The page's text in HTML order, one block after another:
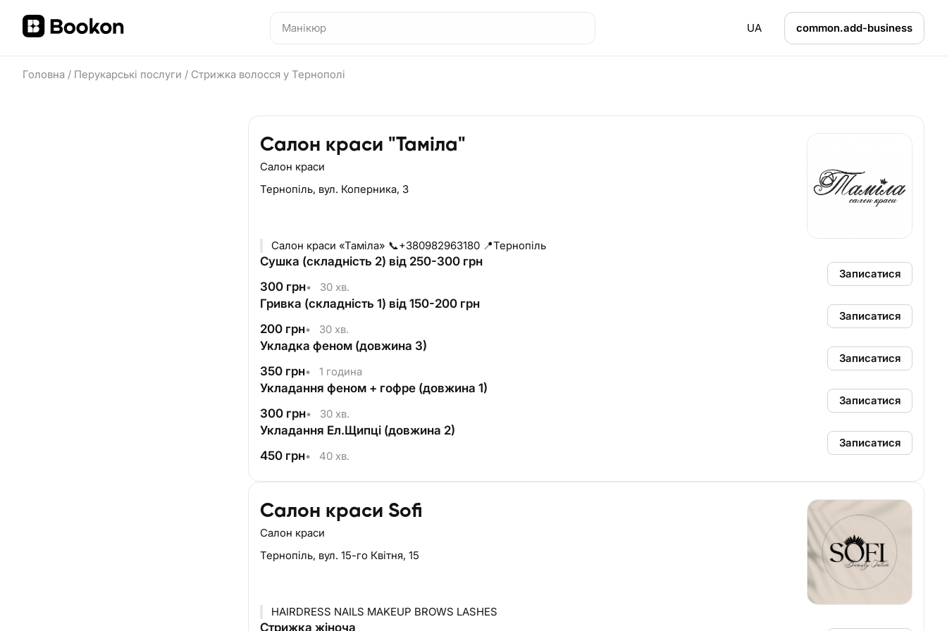
UA common.add-business
Головна / Перукарські послуги / Стрижка волосся у Тернополі
Салон краси "Таміла"
Салон краси
Тернопіль, вул. Коперника, 3
Салон краси «Таміла» 📞+380982963180 📍Тернопіль
Сушка (складність 2) від 250-300 грн
300 грн• 30 хв.
Записатися
Гривка (складність 1) від 150-200 грн
200 грн• 30 хв.
Записатися
Укладка феном (довжина 3)
350 грн• 1 година
Записатися
Укладання феном + гофре (довжина 1)
300 грн• 30 хв.
Записатися
Укладання Ел.Щипці (довжина 2)
450 грн• 40 хв.
Записатися
Салон краси Sofi
Салон краси
Тернопіль, вул. 15-го Квітня, 15
HAIRDRESS NAILS MAKEUP BROWS LASHES
Стрижка жіноча